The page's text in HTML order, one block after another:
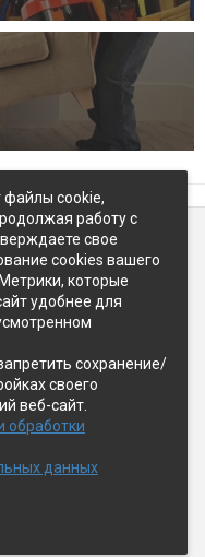
шоссе, д.5
файлы cookie,
работу с
свое
cookies вашего
которые
удобнее для
сохранение/
своего
веб-сайт.
обработки
данных